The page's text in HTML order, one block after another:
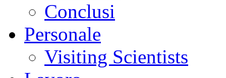
Conclusi
Personale
Visiting Scientists